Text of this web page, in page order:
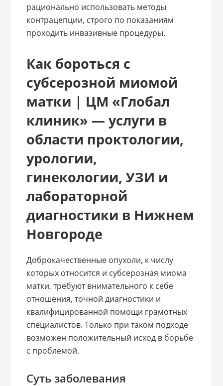
рационально использовать методы
контрацепции, строго по показаниям
проходить инвазивные процедуры.
Как бороться с
субсерозной миомой
матки | ЦМ «Глобал
клиник» — услуги в
области проктологии,
урологии,
гинекологии, УЗИ и
лабораторной
диагностики в Нижнем
Новгороде
Доброкачественные опухоли, к числу
которых относится и субсерозная миома
матки, требуют внимательного к себе
отношения, точной диагностики и
квалифицированной помощи грамотных
специалистов. Только при таком подходе
возможен положительный исход в борьбе
с проблемой.
Суть заболевания